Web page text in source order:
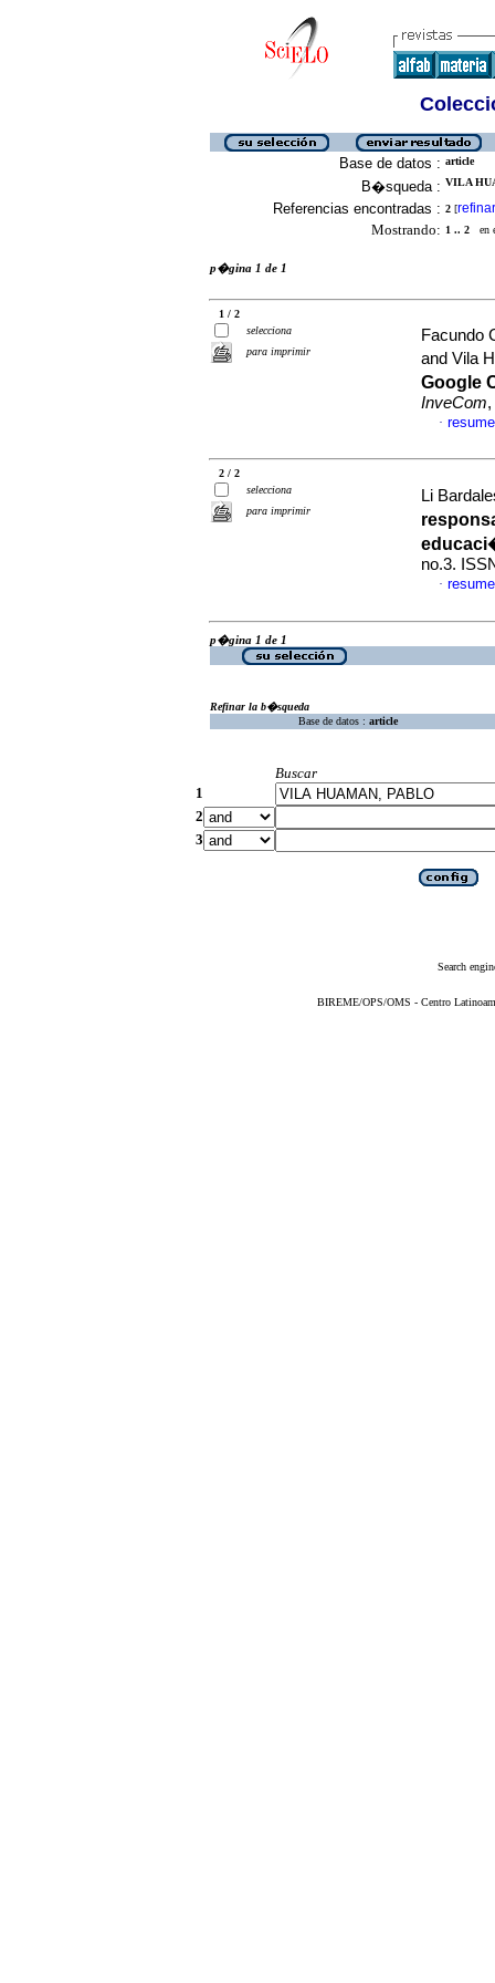
Base de datos : article
B�squeda : VILA
Referencias encontradas : 2 [refinar
Mostrando: 1 .. 2 en
p�gina 1 de 1
1 / 2
selecciona
para imprimir
Facundo
and Vila
Google
InveCom
·
2 / 2
selecciona
para imprimir
Li
no.3.
·
p�gina 1 de 1
Refinar la b�squeda
Base de datos : article
Buscar
1
2
3
Search
BIREME/OPS/OMS - Centro